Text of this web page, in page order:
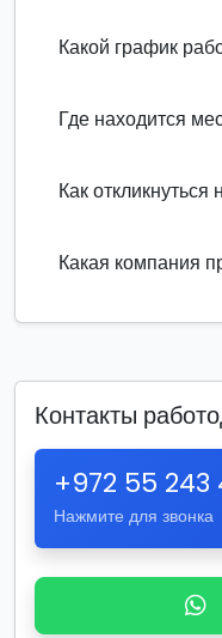
Какой график
Где находится
Как откликнуться
Какая компания
Контакты
+972 55 243
Нажмите для звонка